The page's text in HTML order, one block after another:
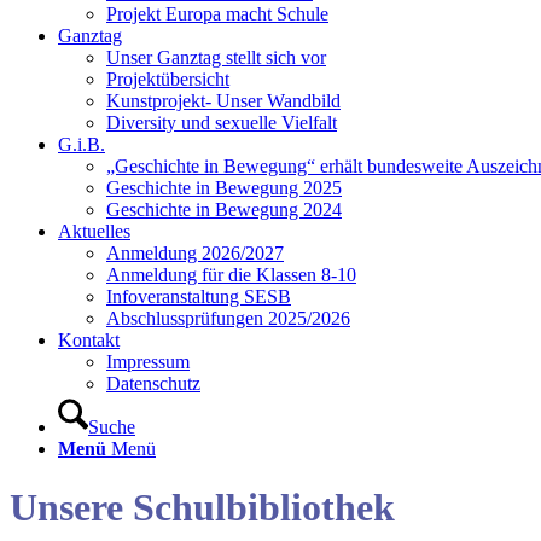
Projekt Europa macht Schule
Ganztag
Unser Ganztag stellt sich vor
Projektübersicht
Kunstprojekt- Unser Wandbild
Diversity und sexuelle Vielfalt
G.i.B.
„Geschichte in Bewegung“ erhält bundesweite
Geschichte in Bewegung 2025
Geschichte in Bewegung 2024
Aktuelles
Anmeldung 2026/2027
Anmeldung für die Klassen 8-10
Infoveranstaltung SESB
Abschlussprüfungen 2025/2026
Kontakt
Impressum
Datenschutz
Suche
Menü Menü
Unsere Schulbibliothek